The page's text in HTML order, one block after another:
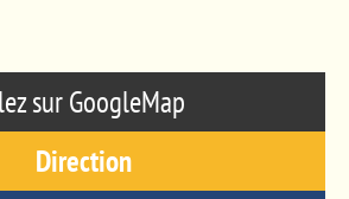
sur GoogleMap
Direction